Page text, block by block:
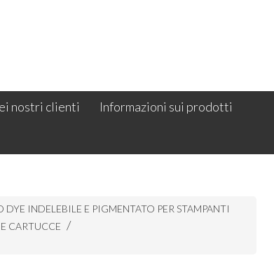
nostri clienti Informazioni sui prodotti
DYE INDELEBILE E PIGMENTATO PER STAMPANTI
CARTUCCE